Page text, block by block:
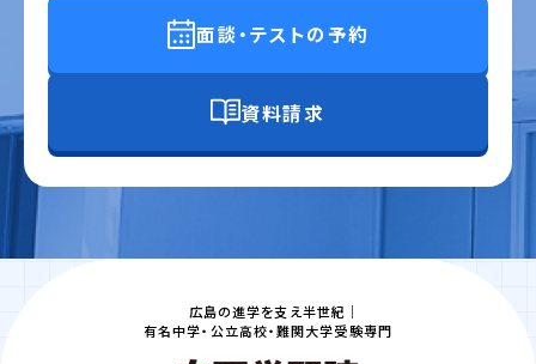
面談・テストの予約
資料請求
広島の進学を支え半世紀｜
有名中学・公立高校・難関大学受験専門